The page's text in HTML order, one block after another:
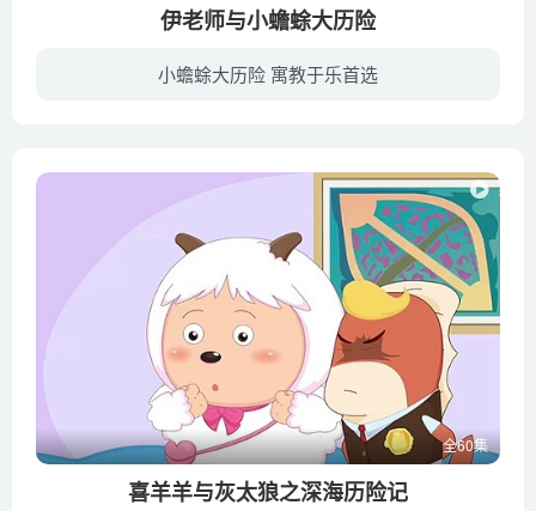
伊老师与小蟾蜍大历险
小蟾蜍大历险 寓教于乐首选
全60集
喜羊羊与灰太狼之深海历险记